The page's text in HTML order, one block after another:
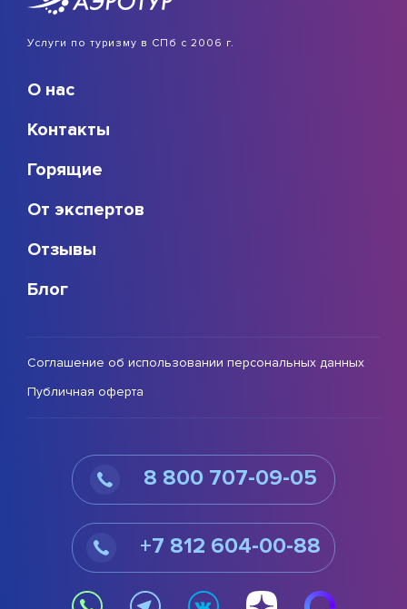
Услуги по туризму в СПб с 2006 г.
О нас
Контакты
Горящие
От экспертов
Отзывы
Блог
Соглашение об использовании персональных данных
Публичная оферта
8 800 707-09-05
+7 812 604-00-88